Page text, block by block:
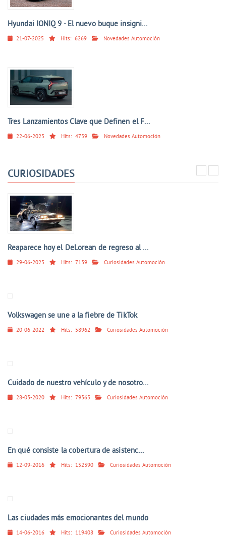
Hyundai IONIQ 9 - El nuevo buque insigni...
21-07-2025 Hits: 6269 Novedades Automoción
Tres Lanzamientos Clave que Definen el F...
22-06-2025 Hits: 4759 Novedades Automoción
CURIOSIDADES
Reaparece hoy el DeLorean de regreso al ...
29-06-2025 Hits: 7139 Curiosidades Automoción
Volkswagen se une a la fiebre de TikTok
20-06-2022 Hits: 58962 Curiosidades Automoción
Cuidado de nuestro vehículo y de nosotro...
28-03-2020 Hits: 79365 Curiosidades Automoción
En qué consiste la cobertura de asistenc...
12-09-2016 Hits: 152390 Curiosidades Automoción
Las ciudades más emocionantes del mundo
14-06-2016 Hits: 119408 Curiosidades Automoción